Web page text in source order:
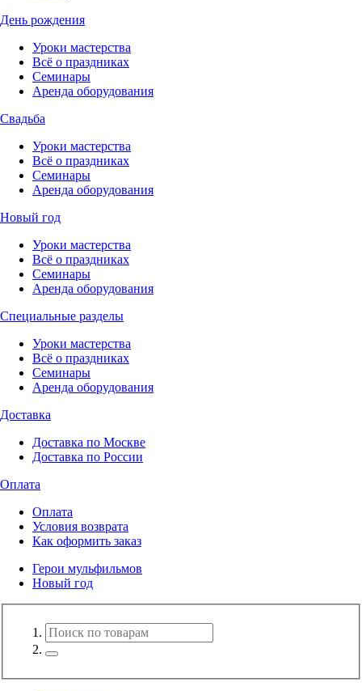
День рождения
Уроки мастерства
Всё о праздниках
Семинары
Аренда оборудования
Свадьба
Уроки мастерства
Всё о праздниках
Семинары
Аренда оборудования
Новый год
Уроки мастерства
Всё о праздниках
Семинары
Аренда оборудования
Специальные разделы
Уроки мастерства
Всё о праздниках
Семинары
Аренда оборудования
Доставка
Доставка по Москве
Доставка по России
Оплата
Оплата
Условия возврата
Как оформить заказ
Герои мульфильмов
Новый год